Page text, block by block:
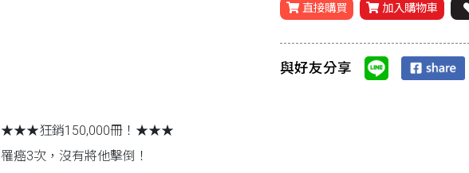
直接購買 加入購物車
與好友分享
★★★狂銷150,000冊！★★★
罹癌3次，沒有將他擊倒！